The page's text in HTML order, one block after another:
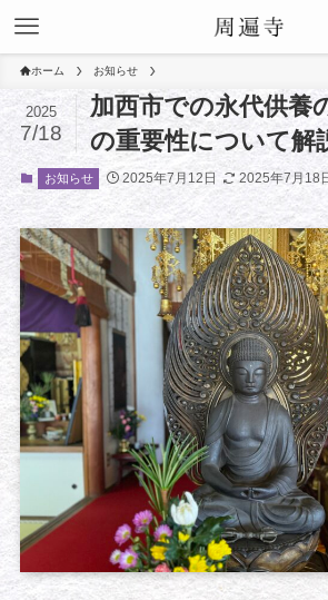
ホーム お知らせ
加西市での永代供養
の重要性について解
2025
7/18
お知らせ 2025年7月12日 2025年7月18